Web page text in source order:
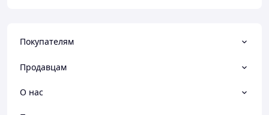
Покупателям
Продавцам
О нас